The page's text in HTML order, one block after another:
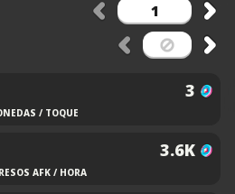
3
/ TOQUE
3.6K
AFK / HORA